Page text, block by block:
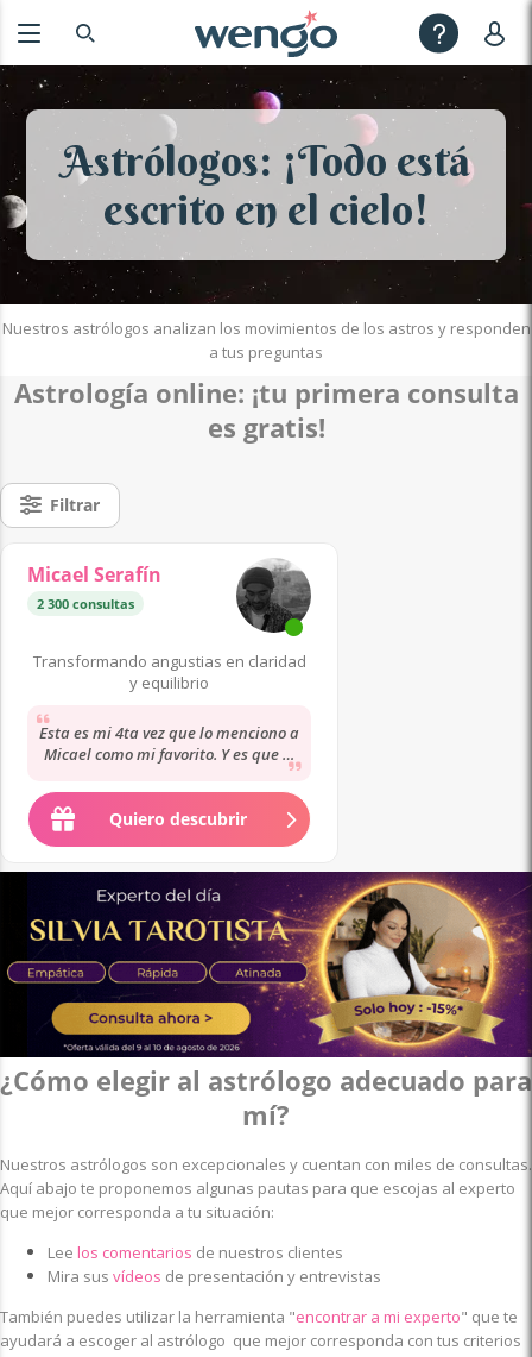
Astrólogos: ¡Todo está
escrito en el cielo!
Nuestros astrólogos analizan los movimientos de los astros y responden
a tus preguntas
Astrología online: ¡tu primera consulta
es gratis!
Filtrar
Micael Serafín
2 300 consultas
Transformando angustias en claridad
y equilibrio
Esta es mi 4ta vez que lo menciono a
Micael como mi favorito. Y es que el
es muUcho más que un tarotista. Te
ayuda...
Quiero descubrir
¿Cómo elegir al astrólogo adecuado para
mí?
Nuestros astrólogos son excepcionales y cuentan con miles de consultas.
Aquí abajo te proponemos algunas pautas para que escojas al experto
que mejor corresponda a tu situación:
Lee los comentarios de nuestros clientes
Mira sus vídeos de presentación y entrevistas
También puedes utilizar la herramienta "encontrar a mi experto" que te
ayudará a escoger al astrólogo que mejor corresponda con tus criterios